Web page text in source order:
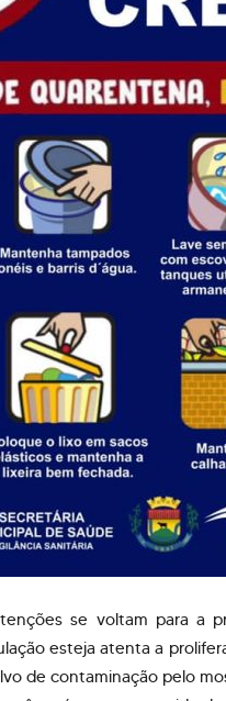
se voltam para a
esteja atenta a
de contaminação pelo